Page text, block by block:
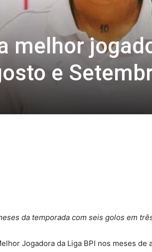
melhor
e
da temporada com seis golos em
Jogadora da Liga BPI nos meses de